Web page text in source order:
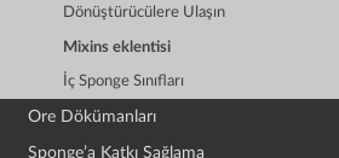
Dönüştürücülere Ulaşın
Mixins eklentisi
İç Sponge Sınıfları
Ore Dökümanları
Sponge’a Katkı Sağlama